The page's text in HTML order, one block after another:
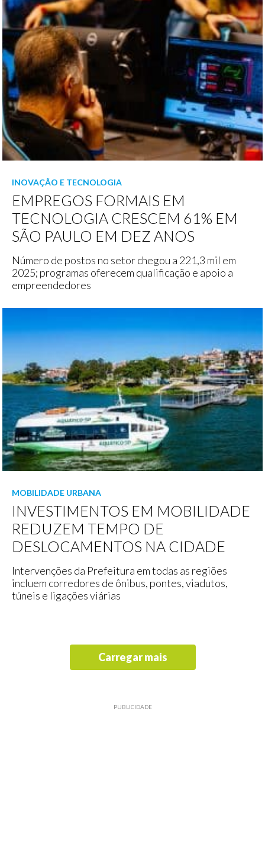
INOVAÇÃO E TECNOLOGIA
EMPREGOS FORMAIS EM
TECNOLOGIA CRESCEM 61% EM
SÃO PAULO EM DEZ ANOS
Número de postos no setor chegou a 221,3 mil em
2025; programas oferecem qualificação e apoio a
empreendedores
MOBILIDADE URBANA
INVESTIMENTOS EM MOBILIDADE
REDUZEM TEMPO DE
DESLOCAMENTOS NA CIDADE
Intervenções da Prefeitura em todas as regiões
incluem corredores de ônibus, pontes, viadutos,
túneis e ligações viárias
Carregar mais
PUBLICIDADE